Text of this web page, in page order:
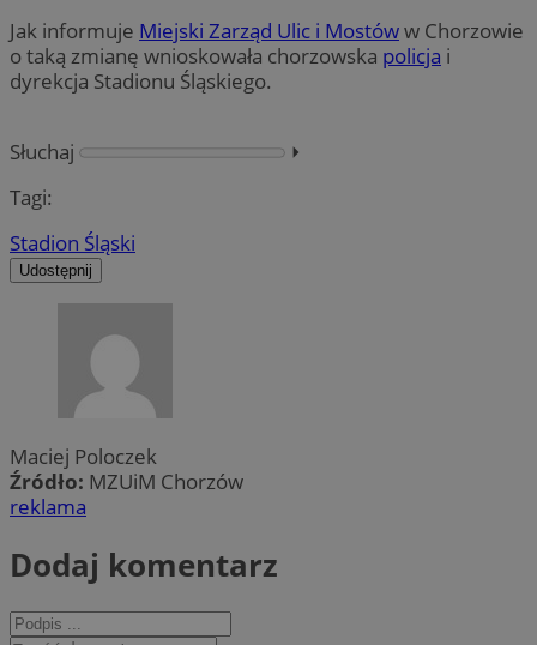
Jak informuje Miejski Zarząd Ulic i Mostóww Chorzowie
o taką zmianę wnioskowała chorzowska policja i
dyrekcja Stadionu Śląskiego.
Słuchaj
⏵︎
Tagi:
Stadion Śląski
Udostępnij
Maciej Poloczek
Źródło: MZUiM Chorzów
reklama
Dodaj komentarz